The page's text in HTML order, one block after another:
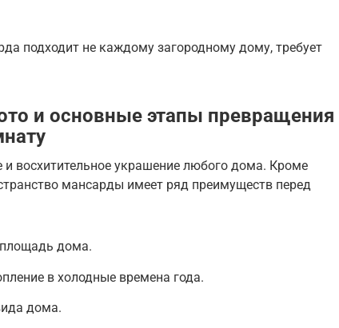
подходит не каждому загородному дому, требует
и основные этапы превращения
восхитительное украшение любого дома. Кроме
мансарды имеет ряд преимуществ перед
дома.
в холодные времена года.
дома.